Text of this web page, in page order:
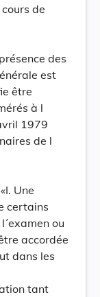
de
des
est
être
à l
1979
de l
Une
certains
ou
accordée
dans les
tant